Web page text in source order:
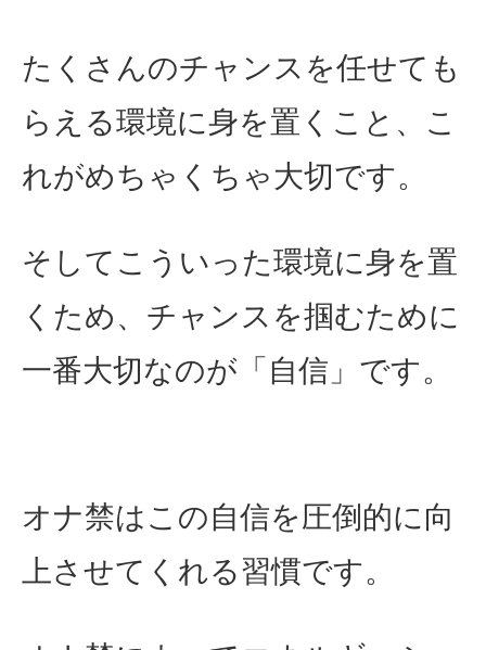
たくさんのチャンスを任せても
らえる環境に身を置くこと、こ
れがめちゃくちゃ大切です。
そしてこういった環境に身を置
くため、チャンスを掴むために
一番大切なのが「自信」です。
オナ禁はこの自信を圧倒的に向
上させてくれる習慣です。